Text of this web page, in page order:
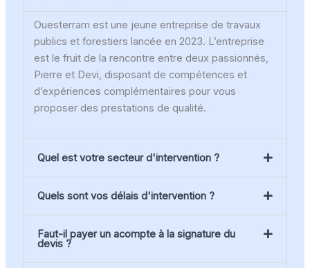
Ouesterram est une jeune entreprise de travaux
publics et forestiers lancée en 2023. L’entreprise
est le fruit de la rencontre entre deux passionnés,
Pierre et Devi, disposant de compétences et
d’expériences complémentaires pour vous
proposer des prestations de qualité.
Quel est votre secteur d'intervention ?
Quels sont vos délais d'intervention ?
Faut-il payer un acompte à la signature du
devis ?